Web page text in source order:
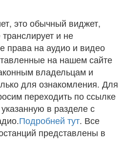
это обычный виджет,
и не
права на аудио и видео
на нашем сайте
владельцам и
для ознакомления. Для
переходить по ссылке
в разделе с
Подробней тут. Все
представлены в